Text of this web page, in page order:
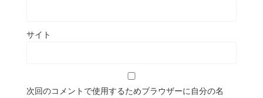
サイト
次回のコメントで使用するためブラウザーに自分の名